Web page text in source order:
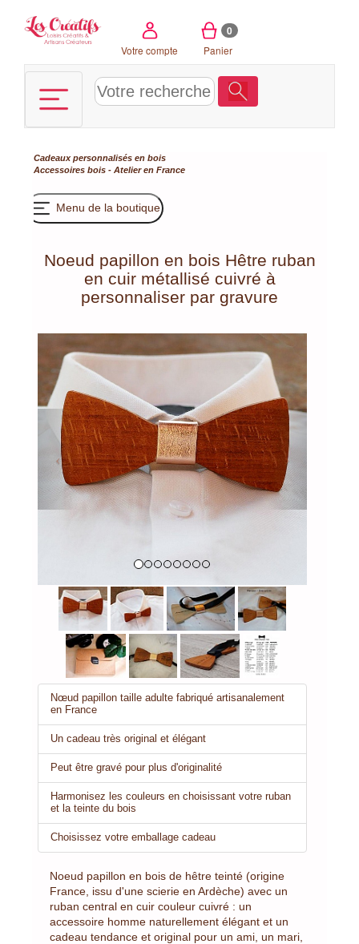
Votre compte
0
Panier
Cadeaux personnalisés en bois
Accessoires bois - Atelier en France
Menu de la boutique
Noeud papillon en bois Hêtre ruban
en cuir métallisé cuivré à
personnaliser par gravure
Previous Next
Nœud papillon taille adulte fabriqué artisanalement
en France
Un cadeau très original et élégant
Peut être gravé pour plus d'originalité
Harmonisez les couleurs en choisissant votre ruban
et la teinte du bois
Choisissez votre emballage cadeau
Noeud papillon en bois de hêtre teinté (origine
France, issu d'une scierie en Ardèche) avec un
ruban central en cuir couleur cuivré : un
accessoire homme naturellement élégant et un
cadeau tendance et original pour un ami, un mari,